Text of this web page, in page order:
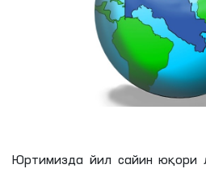
Юртимизда йил сайин юқори